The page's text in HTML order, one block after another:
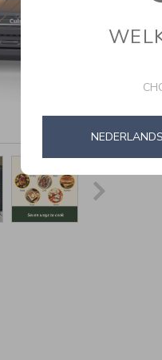
NEDERLANDS